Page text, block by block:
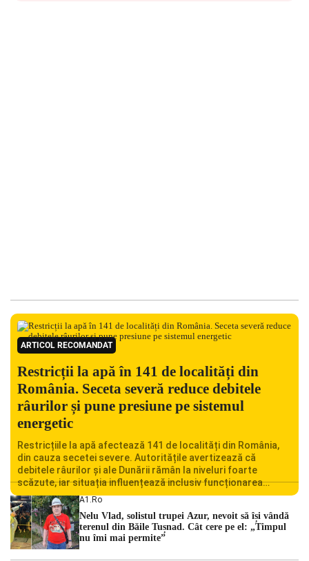
ARTICOL RECOMANDAT
Restricții la apă în 141 de localități din
România. Seceta severă reduce debitele
râurilor și pune presiune pe sistemul
energetic
Restricțiile la apă afectează 141 de localități din România,
din cauza secetei severe. Autoritățile avertizează că
debitele râurilor și ale Dunării rămân la niveluri foarte
scăzute, iar situația influențează inclusiv funcționarea
Centralei Nucleare de la Cernavodă. România se confruntă
cu una dintre cele mai dificile perioade din punct de vedere
hidrologic din ultimii ani. Lipsa […]
A1.ro
Nelu Vlad, solistul trupei Azur, nevoit să își vândă
terenul din Băile Tușnad. Cât cere pe el: „Timpul
nu îmi mai permite”